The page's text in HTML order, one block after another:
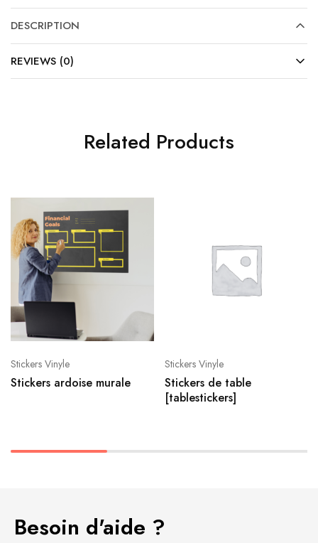
DESCRIPTION
REVIEWS (0)
Related Products
Stickers Vinyle
Stickers ardoise murale
Stickers Vinyle
Stickers de table
[tablestickers]
Besoin d'aide ?